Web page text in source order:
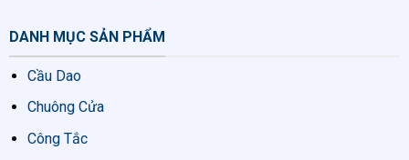
DANH MỤC SẢN PHẨM
Cầu Dao
Chuông Cửa
Công Tắc